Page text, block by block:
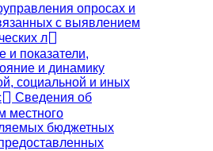
опросах и
с выявлением
л
и показатели,
и динамику
социальной и иных
Сведения об
местного
бюджетных